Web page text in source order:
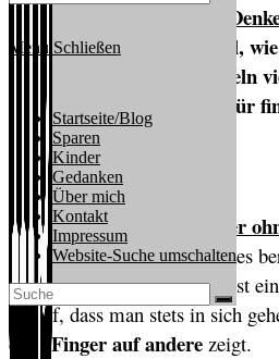
Menü Schließen
Startseite/Blog
Sparen
Kinder
Gedanken
Über mich
Kontakt
Impressum
Website-Suche umschalten
„Schnelles
haben wir Gewissheit. Egal,
bemühen. Menschen handeln
sie glauben. Das gilt auch für
natürlich auch für mich.
Schon Jesus hat gesagt:
Wer
ersten Stein (auf sie)”. Dieses
dem Johannesevangelium
ist
darauf, dass man stets in sich
dem Finger auf andere zeigt.